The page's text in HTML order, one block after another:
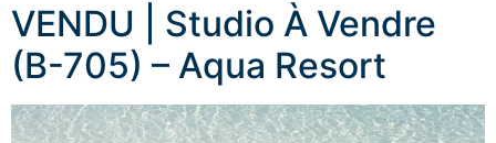
VENDU | Studio À Vendre
(B-705) – Aqua Resort